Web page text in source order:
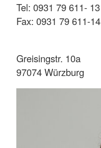
Tel: 0931 79 611- 13
Fax: 0931 79 611-14
Greisingstr. 10a
97074 Würzburg